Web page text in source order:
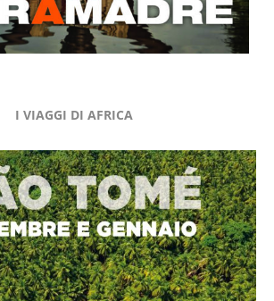
I VIAGGI DI AFRICA